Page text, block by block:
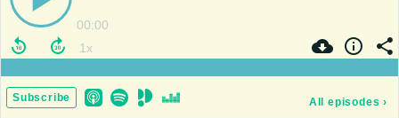
00:00
Subscribe All episodes ›